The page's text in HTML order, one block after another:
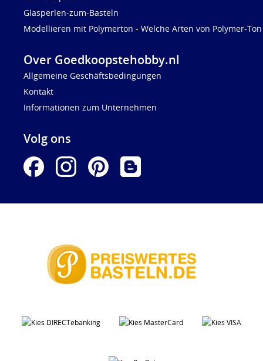
Glasperlen-zum-Basteln
Modellieren mit Polymerton - Welche Arten von Polymer-
Over Goedkoopstehobby.nl
Allgemeine Geschäftsbedingungen
Kontakt
Informationen zum Unternehmen
Volg ons